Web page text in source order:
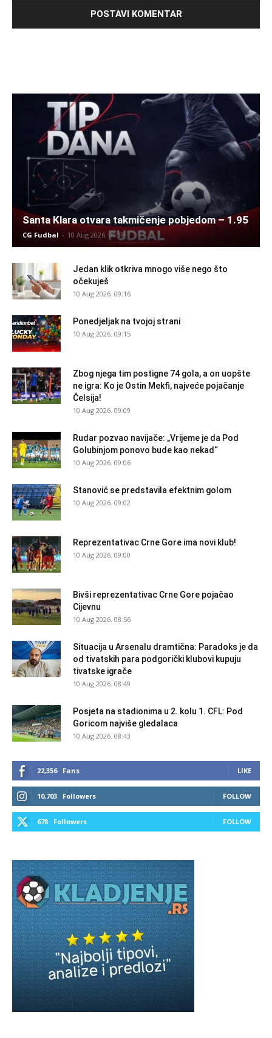
Santa Klara otvara takmičenje pobjedom – 1.95
CG Fudbal - 10 Aug 2026. 09:18
Jedan klik otkriva mnogo više nego što
očekuješ
10 Aug 2026. 09:16
Ponedjeljak na tvojoj strani
10 Aug 2026. 09:15
Zbog njega tim postigne 74 gola, a on uopšte
ne igra: Ko je Ostin Mekfi, najveće pojačanje
Čelsija!
10 Aug 2026. 09:09
Rudar pozvao navijače: „Vrijeme je da Pod
Golubinjom ponovo bude kao nekad“
10 Aug 2026. 09:06
Stanović se predstavila efektnim golom
10 Aug 2026. 09:02
Reprezentativac Crne Gore ima novi klub!
10 Aug 2026. 09:00
Bivši reprezentativac Crne Gore pojačao
Cijevnu
10 Aug 2026. 08:56
Situacija u Arsenalu dramtična: Paradoks je da
od tivatskih para podgorički klubovi kupuju
tivatske igrače
10 Aug 2026. 08:49
Posjeta na stadionima u 2. kolu 1. CFL: Pod
Goricom najviše gledalaca
10 Aug 2026. 08:43
22,356 Fans LIKE
10,703 Followers FOLLOW
678 Followers FOLLOW